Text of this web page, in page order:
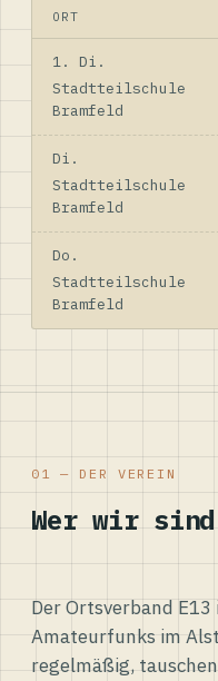
ORT
1. Di.
Stadtteilschule
Bramfeld
Di.
Stadtteilschule
Bramfeld
Do.
Stadtteilschule
Bramfeld
01 — DER VEREIN
Wer wir sind
Der Ortsverband
Amateurfunks im
regelmäßig,